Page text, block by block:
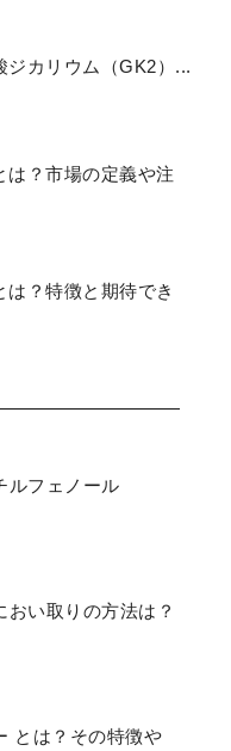
ジカリウム（GK2）...
は？市場の定義や注
は？特徴と期待でき
ルフェノール
おい取りの方法は？
とは？その特徴や